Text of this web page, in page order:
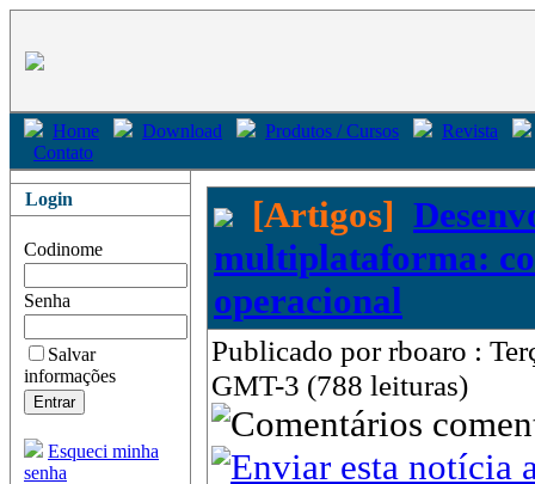
Home Download Produtos / Cursos
Revista
Contato
Login
Codinome
Senha
Salvar
informações
Esqueci minha
senha
[Artigos]
multiplataforma:
operacional
Publicado por rboaro :
GMT-3 (788 leituras)